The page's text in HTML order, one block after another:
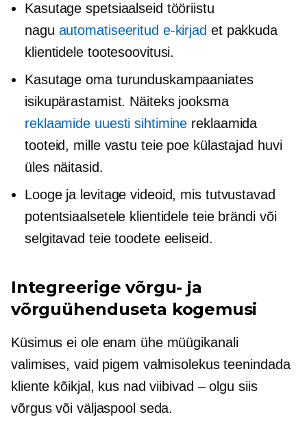
Kasutage spetsiaalseid tööriistu
nagu automatiseeritud e-kirjad et pakkuda
klientidele tootesoovitusi.
Kasutage oma turunduskampaaniates
isikupärastamist. Näiteks jooksma
reklaamide uuesti sihtimine reklaamida
tooteid, mille vastu teie poe külastajad huvi
üles näitasid.
Looge ja levitage videoid, mis tutvustavad
potentsiaalsetele klientidele teie brändi või
selgitavad teie toodete eeliseid.
Integreerige võrgu- ja
võrguühenduseta kogemusi
Küsimus ei ole enam ühe müügikanali
valimises, vaid pigem valmisolekus teenindada
kliente kõikjal, kus nad viibivad – olgu siis
võrgus või väljaspool seda.